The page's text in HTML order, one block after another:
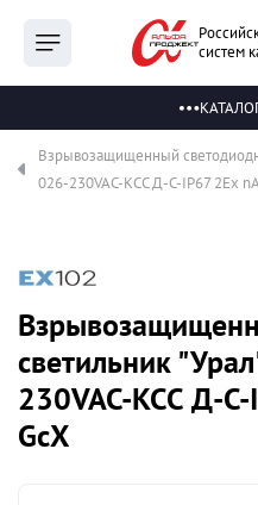
систем
Взрывозащищенный
026-230VAC-КСС Д-С-IP67 2Ex
светильник
230VAC-КСС Д-
GcX